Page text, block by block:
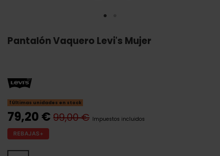
Pantalón Vaquero Levi's Mujer
Últimas unidades en stock
79,20 €99,00 € Impuestos incluidos
REBAJAS+